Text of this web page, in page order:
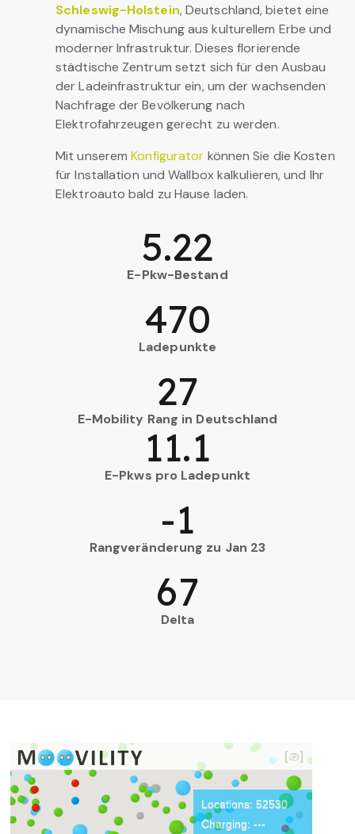
Schleswig-Holstein, Deutschland, bietet eine
dynamische Mischung aus kulturellem Erbe und
moderner Infrastruktur. Dieses florierende
städtische Zentrum setzt sich für den Ausbau
der Ladeinfrastruktur ein, um der wachsenden
Nachfrage der Bevölkerung nach
Elektrofahrzeugen gerecht zu werden.
Mit unseremKonfigurator können Sie die Kosten
für Installation und Wallbox kalkulieren, und Ihr
Elektroauto bald zu Hause laden.
E-Pkw-Bestand
5.22
Ladepunkte
470
E-Mobility Rang in Deutschland
27
E-Pkws pro Ladepunkt
11.1
Rangveränderung zu Jan 23
-1
Delta
67